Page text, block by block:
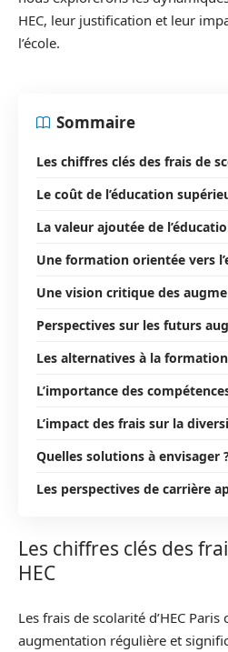
HEC, leur justification et leur
l’école.
Sommaire
Les chiffres clés des frais de
Le coût de l’éducation
La valeur ajoutée de
Une formation orientée vers
Une vision critique des
Perspectives sur les futurs
Les alternatives à la
L’importance des
L’impact des frais sur la
Quelles solutions à envisager
Les perspectives de carrière
Les chiffres clés des
HEC
Les frais de scolarité d’HEC
augmentation régulière et